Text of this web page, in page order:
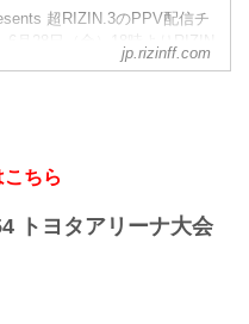
線）「さいたま新都心」駅か
ヒロヤ
ルール：5分3R（61.0kg）
超RIZIN.3のPPV配信チ
6月28日（金）18時よりRIZIN
、ABEMA、U-NEXT、RIZIN
土）23:59まで販売！
りで試合を見たい方は、お好
試合リアルタイムで視聴しよ
jp.rizinff.com
ちら
トヨタアリーナ大会